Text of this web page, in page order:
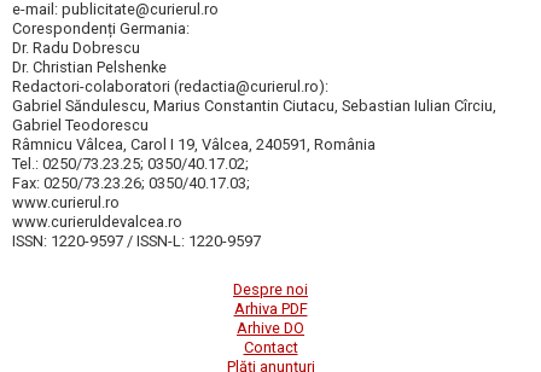
e-mail: publicitate@curierul.ro
Corespondenți Germania:
Dr. Radu Dobrescu
Dr. Christian Pelshenke
Redactori-colaboratori (redactia@curierul.ro):
Gabriel Săndulescu, Marius Constantin Ciutacu, Sebastian Iulian Cîrciu,
Gabriel Teodorescu
Râmnicu Vâlcea, Carol I 19, Vâlcea, 240591, România
Tel.: 0250/73.23.25; 0350/40.17.02;
Fax: 0250/73.23.26; 0350/40.17.03;
www.curierul.ro
www.curieruldevalcea.ro
ISSN: 1220-9597 / ISSN-L: 1220-9597
Despre noi
Arhiva PDF
Arhive DO
Contact
Plăți anunțuri